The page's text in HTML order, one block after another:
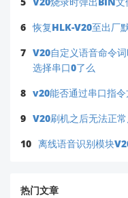
6 恢复HLK-V20至出厂
7 V20自定义语音命令
选择串口0了么
8 v20能否通过串口指
9 V20刷机之后无法正
10 离线语音识别模块
热门文章